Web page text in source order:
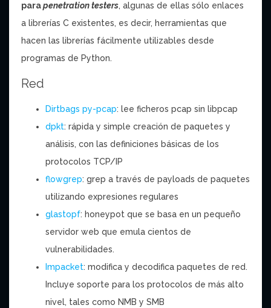
parapenetration testers, algunas de ellas sólo enlaces
a librerías C existentes, es decir, herramientas que
hacen las librerías fácilmente utilizables desde
programas de Python.
Red
Dirtbags py-pcap: lee ficheros pcap sin libpcap
dpkt: rápida y simple creación de paquetes y
análisis, con las definiciones básicas de los
protocolos TCP/IP
flowgrep: grep a través de payloads de paquetes
utilizando expresiones regulares
glastopf: honeypot que se basa en un pequeño
servidor web que emula cientos de
vulnerabilidades.
Impacket: modifica y decodifica paquetes de red.
Incluye soporte para los protocolos de más alto
nivel, tales como NMB y SMB